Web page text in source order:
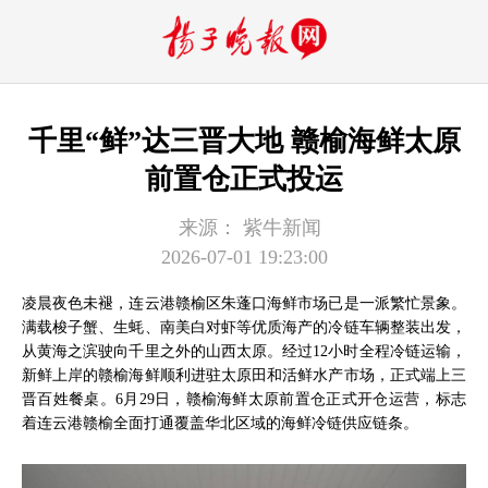
千里“鲜”达三晋大地 赣榆海鲜太原
前置仓正式投运
来源：
紫牛新闻
2026-07-01 19:23:00
凌晨夜色未褪，连云港赣榆区朱蓬口海鲜市场已是一派繁忙景象。
满载梭子蟹、生蚝、南美白对虾等优质海产的冷链车辆整装出发，
从黄海之滨驶向千里之外的山西太原。经过12小时全程冷链运输，
新鲜上岸的赣榆海鲜顺利进驻太原田和活鲜水产市场，正式端上三
晋百姓餐桌。6月29日，赣榆海鲜太原前置仓正式开仓运营，标志
着连云港赣榆全面打通覆盖华北区域的海鲜冷链供应链条。